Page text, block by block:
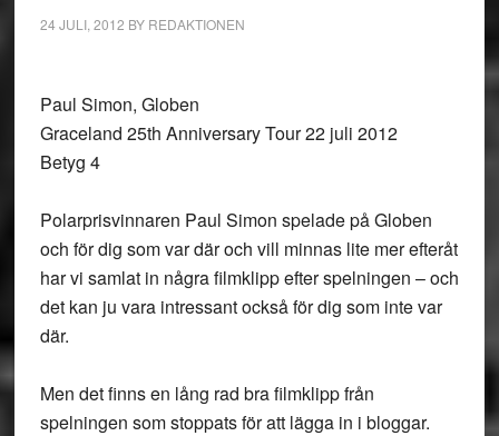
24 JULI, 2012 BY REDAKTIONEN
Paul Simon, Globen
Graceland 25th Anniversary Tour 22 juli 2012
Betyg 4
Polarprisvinnaren Paul Simon spelade på Globen
och för dig som var där och vill minnas lite mer efteråt
har vi samlat in några filmklipp efter spelningen – och
det kan ju vara intressant också för dig som inte var
där.
Men det finns en lång rad bra filmklipp från
spelningen som stoppats för att lägga in i bloggar.